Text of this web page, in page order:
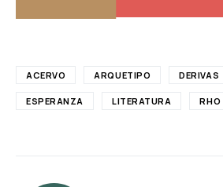
ACERVO ARQUETIPO DERIVAS
ESPERANZA LITERATURA RHO